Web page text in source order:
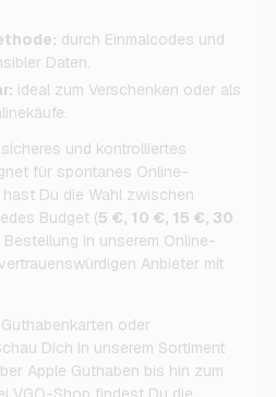
durch Einmalcodes und
Daten.
ideal zum Verschenken oder als
und kontrolliertes
für spontanes Online-
Du die Wahl zwischen
Budget (5 €, 10 €, 15 €, 30
Bestellung in unserem Online-
Anbieter mit
oder
Dich in unserem Sortiment
Apple Guthaben bis hin zum